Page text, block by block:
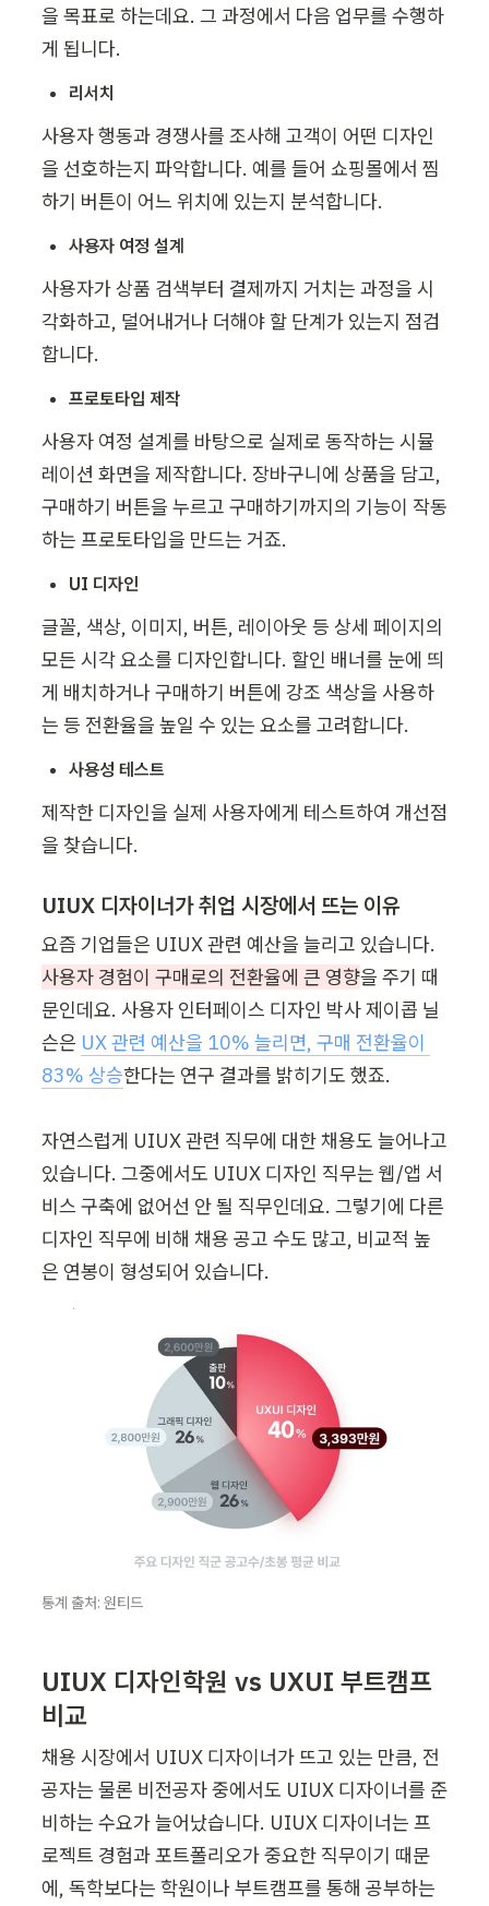
을 목표로 하는데요. 그 과정에서 다음 업무를 수행하
게 됩니다.
리서치
사용자 행동과 경쟁사를 조사해 고객이 어떤 디자인
을 선호하는지 파악합니다. 예를 들어 쇼핑몰에서 찜
하기 버튼이 어느 위치에 있는지 분석합니다.
사용자 여정 설계
사용자가 상품 검색부터 결제까지 거치는 과정을 시
각화하고, 덜어내거나 더해야 할 단계가 있는지 점검
합니다.
프로토타입 제작
사용자 여정 설계를 바탕으로 실제로 동작하는 시뮬
레이션 화면을 제작합니다. 장바구니에 상품을 담고,
구매하기 버튼을 누르고 구매하기까지의 기능이 작동
하는 프로토타입을 만드는 거죠.
UI 디자인
글꼴, 색상, 이미지, 버튼, 레이아웃 등 상세 페이지의
모든 시각 요소를 디자인합니다. 할인 배너를 눈에 띄
게 배치하거나 구매하기 버튼에 강조 색상을 사용하
는 등 전환율을 높일 수 있는 요소를 고려합니다.
사용성 테스트
제작한 디자인을 실제 사용자에게 테스트하여 개선점
을 찾습니다.
UIUX 디자이너가 취업 시장에서 뜨는 이유
사용자 경험이 구매로의 전환율에 큰 영향을 주기 때
문인데요. 사용자 인터페이스 디자인 박사 제이콥 닐
슨은 UX 관련 예산을 10% 늘리면, 구매 전환율이
83% 상승한다는 연구 결과를 밝히기도 했죠.
자연스럽게 UIUX 관련 직무에 대한 채용도 늘어나고
있습니다. 그중에서도 UIUX 디자인 직무는 웹/앱 서
비스 구축에 없어선 안 될 직무인데요. 그렇기에 다른
디자인 직무에 비해 채용 공고 수도 많고, 비교적 높
은 연봉이 형성되어 있습니다.
통계 출처: 원티드
UIUX 디자인학원 vs UXUI 부트캠프
비교
채용 시장에서 UIUX 디자이너가 뜨고 있는 만큼, 전
공자는 물론 비전공자 중에서도 UIUX 디자이너를 준
비하는 수요가 늘어났습니다. UIUX 디자이너는 프
로젝트 경험과 포트폴리오가 중요한 직무이기 때문
에, 독학보다는 학원이나 부트캠프를 통해 공부하는